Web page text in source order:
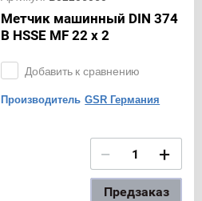
Метчик машинный DIN 374
B HSSE MF 22 x 2
Добавить к сравнению
Производитель GSR Германия
− +
Предзаказ